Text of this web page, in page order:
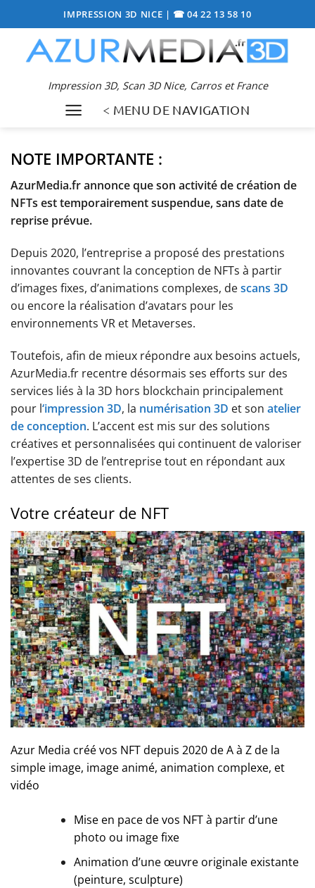
au
contenu
IMPRESSION 3D NICE | ☎ 04 22 13 58 10
Impression 3D, Scan 3D Nice, Carros et France
< MENU DE NAVIGATION
NOTE IMPORTANTE :
AzurMedia.fr annonce que son activité de création de
NFTs est temporairement suspendue, sans date de
reprise prévue.
Depuis 2020, l’entreprise a proposé des prestations
innovantes couvrant la conception de NFTs à partir
d’images fixes, d’animations complexes, descans 3D
ou encore la réalisation d’avatars pour les
environnements VR et Metaverses.
Toutefois, afin de mieux répondre aux besoins actuels,
AzurMedia.fr recentre désormais ses efforts sur des
services liés à la 3D hors blockchain principalement
pour l‘impression 3D, la numérisation 3D et son atelier
de conception. L’accent est mis sur des solutions
créatives et personnalisées qui continuent de valoriser
l’expertise 3D de l’entreprise tout en répondant aux
attentes de ses clients.
Votre créateur de NFT
Azur Media créé vos NFT depuis 2020 de A à Z de la
simple image, image animé, animation complexe, et
vidéo
Mise en pace de vos NFT à partir d’une
photo ou image fixe
Animation d’une œuvre originale existante
(peinture, sculpture)